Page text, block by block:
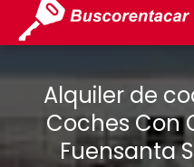
Alquiler de
Coches Con
Fuensanta